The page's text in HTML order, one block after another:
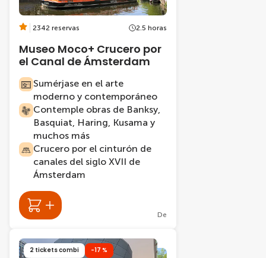
2342 reservas 2.5 horas
Museo Moco+ Crucero por
el Canal de Ámsterdam
Sumérjase en el arte
moderno y contemporáneo
Contemple obras de Banksy,
Basquiat, Haring, Kusama y
muchos más
Crucero por el cinturón de
canales del siglo XVII de
Ámsterdam
De
2 tickets combi -17 %